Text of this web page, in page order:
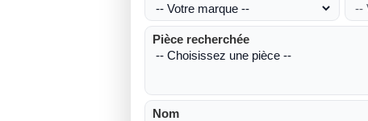
Pièce recherchée
Nom